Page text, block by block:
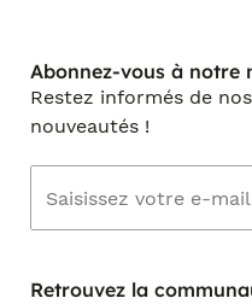
Abonnez-vous à notre
Restez informés de
nouveautés !
Retrouvez la